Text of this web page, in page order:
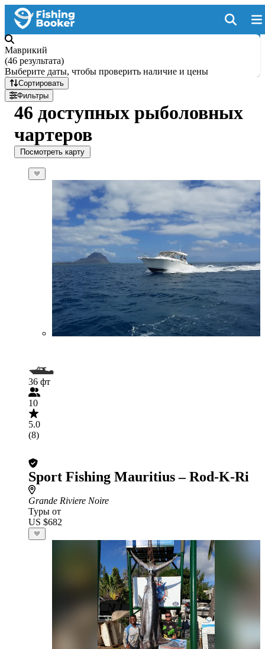
Маврикий
(46 результата)
Выберите даты, чтобы проверить наличие и цены
Сортировать
Фильтры
46 доступных рыболовных
чартеров
Посмотреть карту
36 фт
10
5.0
(8)
Sport Fishing Mauritius – Rod-K-Ri
Grande Riviere Noire
Туры от
US $682